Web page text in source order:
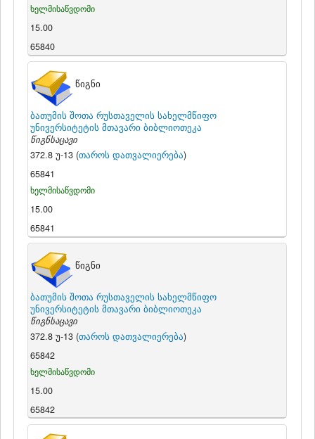
ხელმისაწვდომი
15.00
65840
წიგნი
ბათუმის შოთა რუსთაველის სახელმწიფო
უნივერსიტეტის მთავარი ბიბლიოთეკა
წიგნსაცავი
372.8 უ-13 (თაროს დათვალიერება)
65841
ხელმისაწვდომი
15.00
65841
წიგნი
ბათუმის შოთა რუსთაველის სახელმწიფო
უნივერსიტეტის მთავარი ბიბლიოთეკა
წიგნსაცავი
372.8 უ-13 (თაროს დათვალიერება)
65842
ხელმისაწვდომი
15.00
65842